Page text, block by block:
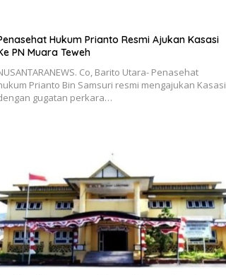
Hukum Prianto Resmi Ajukan Kasasi
PN Muara Teweh
Co, Barito Utara- Penasehat
Prianto Bin Samsuri resmi mengajukan Kasasi
gugatan perkara…